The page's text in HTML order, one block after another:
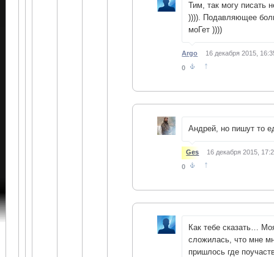
Тим, так могу писать
)))). Подавляющее
моГет ))))
Argo
16 декабря 2015,
0
↑
Андрей, но пишут то
Ges
16 декабря 2015,
0
↑
Как тебе сказать…
сложилась, что мне
пришлось где